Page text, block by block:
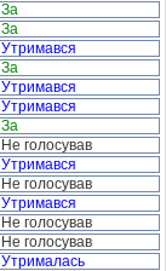
За
За
Утримався
За
Утримався
Утримався
За
Не голосував
Утримався
Не голосував
Утримався
Не голосував
Не голосував
Утрималась